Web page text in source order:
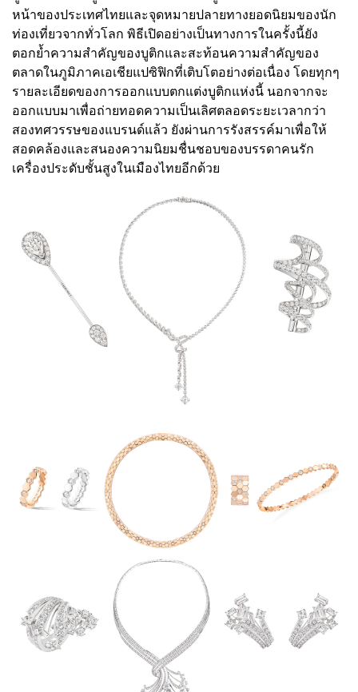
หน้าของประเทศไทยและจุดหมายปลายทางยอดนิยมของนัก
ท่องเที่ยวจากทั่วโลก พิธีเปิดอย่างเป็นทางการในครั้งนี้ยัง
ตอกย้ำความสำคัญของบูติกและสะท้อนความสำคัญของ
ตลาดในภูมิภาคเอเชียแปซิฟิกที่เติบโตอย่างต่อเนื่อง โดยทุกๆ
รายละเอียดของการออกแบบตกแต่งบูติกแห่งนี้ นอกจากจะ
ออกแบบมาเพื่อถ่ายทอดความเป็นเลิศตลอดระยะเวลากว่า
สองทศวรรษของแบรนด์แล้ว ยังผ่านการรังสรรค์มาเพื่อให้
สอดคล้องและสนองความนิยมชื่นชอบของบรรดาคนรัก
เครื่องประดับชั้นสูงในเมืองไทยอีกด้วย